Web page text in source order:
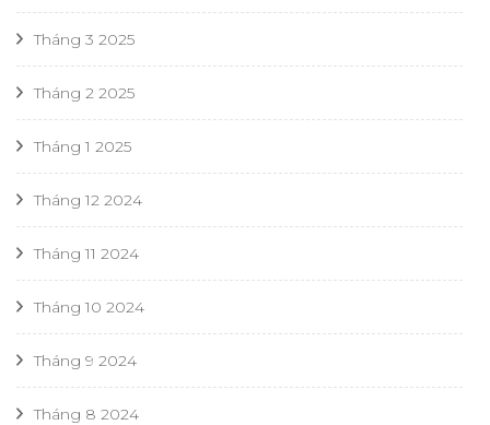
Tháng 3 2025
Tháng 2 2025
Tháng 1 2025
Tháng 12 2024
Tháng 11 2024
Tháng 10 2024
Tháng 9 2024
Tháng 8 2024